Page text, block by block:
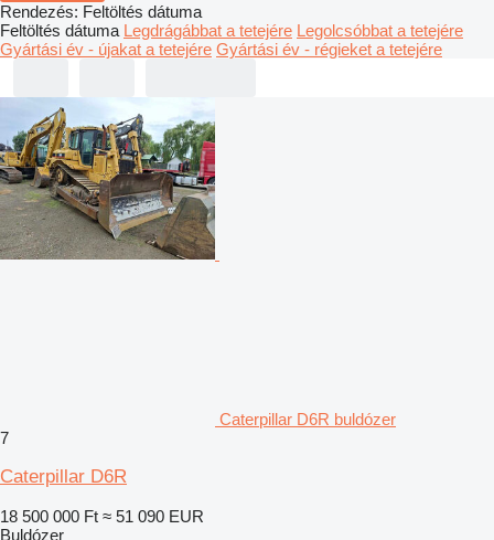
Rendezés: Feltöltés dátuma
Feltöltés dátuma Legdrágábbat a tetejére Legolcsóbbat a tetejére
Gyártási év - újakat a tetejére Gyártási év - régieket a tetejére
Caterpillar D6R buldózer
7
Caterpillar D6R
18 500 000 Ft ≈ 51 090 EUR
Buldózer